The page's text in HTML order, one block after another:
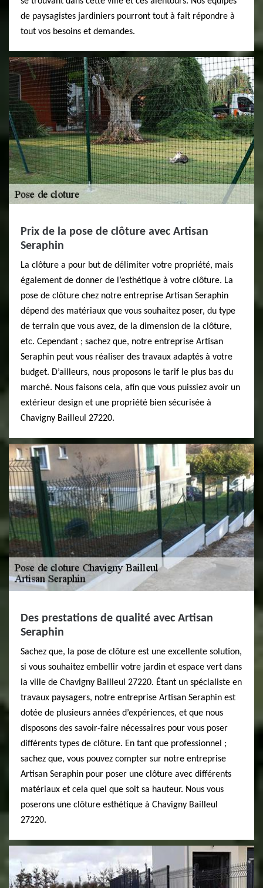
de paysagistes jardiniers pourront tout à fait répondre à
tout vos besoins et demandes.
Prix de la pose de clôture avec Artisan
Seraphin
La clôture a pour but de délimiter votre propriété, mais
également de donner de l’esthétique à votre clôture. La
pose de clôture chez notre entreprise Artisan Seraphin
dépend des matériaux que vous souhaitez poser, du type
de terrain que vous avez, de la dimension de la clôture,
etc. Cependant ; sachez que, notre entreprise Artisan
Seraphin peut vous réaliser des travaux adaptés à votre
budget. D’ailleurs, nous proposons le tarif le plus bas du
marché. Nous faisons cela, afin que vous puissiez avoir un
extérieur design et une propriété bien sécurisée à
Chavigny Bailleul 27220.
Des prestations de qualité avec Artisan
Seraphin
Sachez que, la pose de clôture est une excellente solution,
si vous souhaitez embellir votre jardin et espace vert dans
la ville de Chavigny Bailleul 27220. Étant un spécialiste en
travaux paysagers, notre entreprise Artisan Seraphin est
dotée de plusieurs années d’expériences, et que nous
disposons des savoir-faire nécessaires pour vous poser
différents types de clôture. En tant que professionnel ;
sachez que, vous pouvez compter sur notre entreprise
Artisan Seraphin pour poser une clôture avec différents
matériaux et cela quel que soit sa hauteur. Nous vous
poserons une clôture esthétique à Chavigny Bailleul
27220.